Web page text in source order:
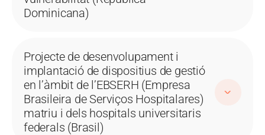
Dominicana)
Projecte de desenvolupament i
implantació de dispositius de gestió
en l’àmbit de l’EBSERH (Empresa
Brasileira de Serviços Hospitalares)
matriu i dels hospitals universitaris
federals (Brasil)